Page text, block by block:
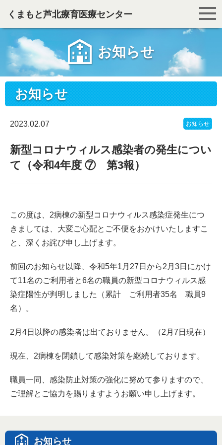
くまもと芦北療育医療センター
お知らせ
お知らせ
2023.02.07 お知らせ
新型コロナウィルス感染者の発生につい
て（令和4年度 ⑦ 第3報）
この度は、2病棟の新型コロナウィルス感染症発生につ
きましては、大変ご心配とご不便をおかけいたしますこ
と、深くお詫び申し上げます。
前回のお知らせ以降、令和5年1月27日から2月3日にかけ
て11名のご利用者と6名の職員の新型コロナウィルス感
染症陽性が判明しました（累計 ご利用者35名 職員9
名）。
2月4日以降の感染者は出ておりません。（2月7日現在）
現在、2病棟を閉鎖して感染対策を継続しております。
職員一同、感染防止対策の強化に努めて参りますので、
ご理解とご協力を賜りますようお願い申し上げます。
お知らせ